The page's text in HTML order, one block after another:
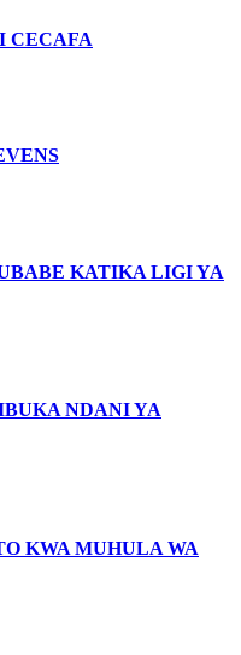
CECAFA
KATIKA LIGI YA
NDANI YA
KWA MUHULA WA